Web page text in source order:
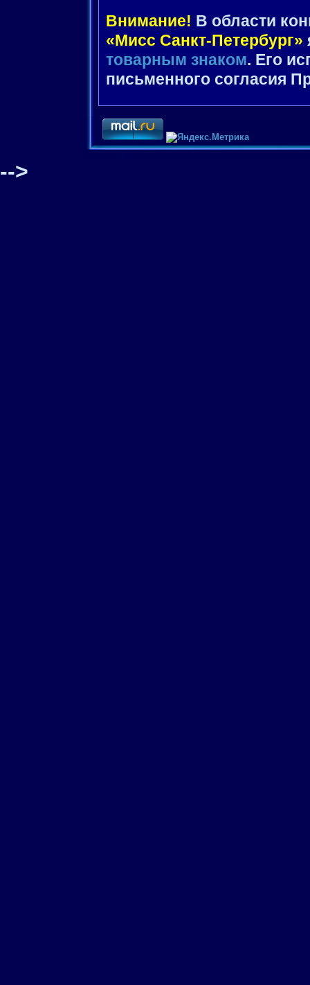
Внимание! В области
«Мисс Санкт-Петербург»
товарным знаком. Его
письменного согласия
-->